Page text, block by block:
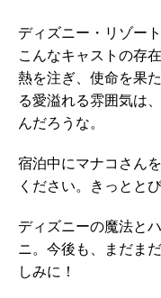
ディズニー・リゾー
こんなキャストの存
熱を注ぎ、使命を果
る愛溢れる雰囲気は
んだろうな。
宿泊中にマナコさん
ください。きっとと
ディズニーの魔法と
ニ。今後も、まだま
しみに！